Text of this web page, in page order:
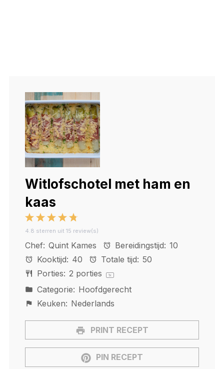
Witlofschotel met ham en
kaas
5
Stars
4
Stars
3
Stars
2
Stars
1
Star
4.8 sterren uit 15 review(s)
Chef: Quint Kames Bereidingstijd: 10
Kooktijd: 40 Totale tijd: 50
Porties: 2 porties 1x
Categorie: Hoofdgerecht
Keuken: Nederlands
PRINT RECEPT
PIN RECEPT